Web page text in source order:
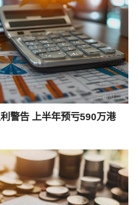
警告 上半年预亏590万港